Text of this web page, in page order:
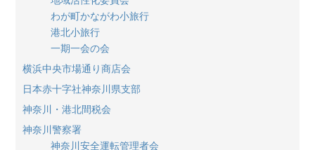
わが町かながわ小旅行
港北小旅行
一期一会の会
横浜中央市場通り商店会
日本赤十字社神奈川県支部
神奈川・港北間税会
神奈川警察署
神奈川安全運転管理者会